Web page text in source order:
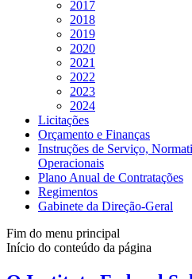
2017
2018
2019
2020
2021
2022
2023
2024
Licitações
Orçamento e Finanças
Instruções de Serviço,
Operacionais
Plano Anual de Contratações
Regimentos
Gabinete da Direção-Geral
Fim do menu principal
Início do conteúdo da página